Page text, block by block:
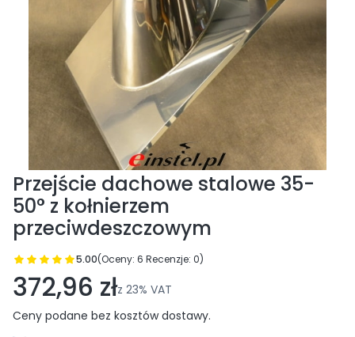
Przejście dachowe stalowe 35-
50° z kołnierzem
przeciwdeszczowym
5.00(Oceny: 6 Recenzje: 0)
Przejdź do sekcji Opinie
372,96 złz 23% VAT
Ceny podane bez kosztów dostawy.